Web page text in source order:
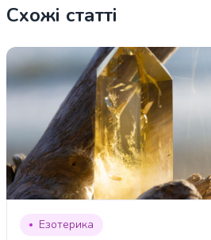
Схожі статті
Езотерика